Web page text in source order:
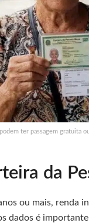
ter passagem gratuita
da
ou mais, renda
dados é